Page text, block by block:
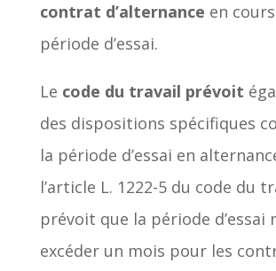
contrat d’alternance en
période d’essai.
Le code du travail prévoit
des dispositions spécifiques
la période d’essai en
l’article L. 1222-5 du code du
prévoit que la période d’essai
excéder un mois pour les